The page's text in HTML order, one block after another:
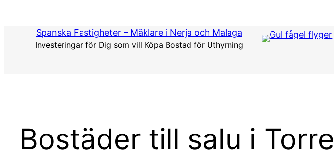
Spanska Fastigheter – Mäklare i Nerja och Malaga
Investeringar för Dig som vill Köpa Bostad för Uthyrning
Bostäder till salu i